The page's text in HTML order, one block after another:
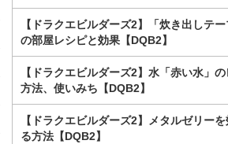
【ドラクエビルダーズ2】「炊き出しテー
の部屋レシピと効果【DQB2】
【ドラクエビルダーズ2】水「赤い水」
方法、使いみち【DQB2】
【ドラクエビルダーズ2】メタルゼリー
る方法【DQB2】